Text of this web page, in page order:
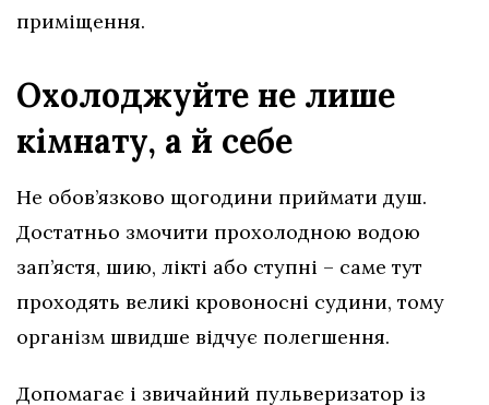
приміщення.
Охолоджуйте не лише
кімнату, а й себе
Не обов’язково щогодини приймати душ.
Достатньо змочити прохолодною водою
зап’ястя, шию, лікті або ступні – саме тут
проходять великі кровоносні судини, тому
організм швидше відчує полегшення.
Допомагає і звичайний пульверизатор із